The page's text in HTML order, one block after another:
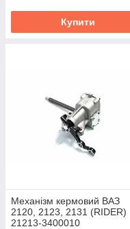
Купити
Механізм кермовий ВАЗ
2120, 2123, 2131 (RIDER)
21213-3400010